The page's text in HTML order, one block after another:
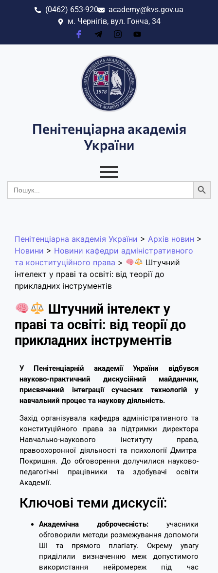
(0462) 653-920
academy@kvs.gov.ua
м. Чернігів, вул. Гонча, 34
Пенітенціарна академія
України
Search
for:
Пенітенціарна академія України > Архів новин >
Новини > Новини кафедри адміністративного
та конституційного права >
Штучний
інтелект у праві та освіті: від теорії до
прикладних інструментів
Штучний інтелект у
праві та освіті: від теорії до
прикладних інструментів
У Пенітенціарній академії України відбувся
науково-практичний дискусійний майданчик,
присвячений інтеграції сучасних технологій у
навчальний процес та наукову діяльність.
Захід організувала кафедра адміністративного та
конституційного права за підтримки директора
Навчально-наукового інституту права,
правоохоронної діяльності та психології Дмитра
Покришня. До обговорення долучилися науково-
педагогічні працівники та здобувачі освіти
Академії.
Ключові теми дискусії:
Академічна доброчесність: учасники
обговорили методи розмежування допомоги
ШІ та прямого плагіату. Окрему увагу
приділили визначенню меж допустимого
використання нейромереж під час